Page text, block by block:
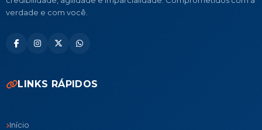
verdade e com você.
LINKS RÁPIDOS
Início